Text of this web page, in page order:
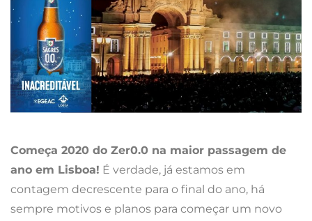
Começa 2020 do Zer0.0 na maior passagem de
ano em Lisboa! É verdade, já estamos em
contagem decrescente para o final do ano, há
sempre motivos e planos para começar um novo